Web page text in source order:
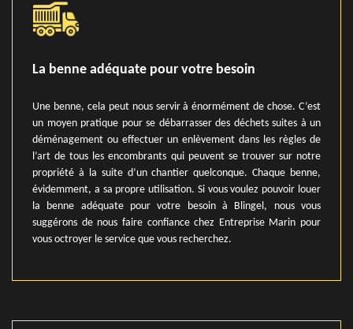
La benne adéquate pour votre besoin
Une benne, cela peut nous servir à énormément de chose. C’est
un moyen pratique pour se débarrasser des déchets suites à un
déménagement ou effectuer un enlèvement dans les règles de
l’art de tous les encombrants qui peuvent se trouver sur notre
propriété à la suite d’un chantier quelconque. Chaque benne,
évidemment, a sa propre utilisation. Si vous voulez pouvoir louer
la benne adéquate pour votre besoin à Blingel, nous vous
suggérons de nous faire confiance chez Entreprise Marin pour
vous octroyer le service que vous recherchez.